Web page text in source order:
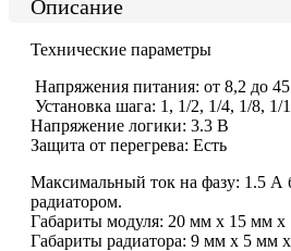
Описание
Технические параметры
Напряжения питания: от 8,2 до
Установка шага: 1, 1/2, 1/4, 1/8, 1/
Напряжение логики: 3.3 В
Защита от перегрева: Есть
Максимальный ток на фазу: 1.5 А
радиатором.
Габариты модуля: 20 мм х 15 мм
Габариты радиатора: 9 мм х 5 мм